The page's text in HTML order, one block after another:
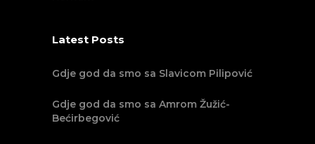
Latest Posts
Gdje god da smo sa Slavicom Pilipović
Gdje god da smo sa Amrom Žužić-
Bećirbegović